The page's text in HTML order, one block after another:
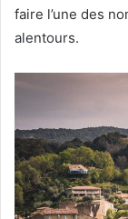
faire l’une des
alentours.